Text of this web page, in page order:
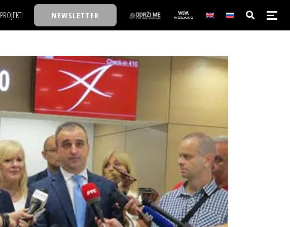
PROJEKTI
TASTY TALKS
30 ISPOD 30
BACK TO OFFICE/SCHOOL
BIZBENDOVI
BIZKOLEGIJUM
BMW BIZNIS LIGA
BIZLIFE WEEK
IZJAVA GODINE
NEWSLETTER
NAJKOLEGA
30 ISPOD 30
BACK TO OFFICE/SCHOOL
BIZBENDOVI
BIZKOLEGIJUM
BMW BIZNIS LIGA
BIZLIFE WEEK
IZJAVA GODINE